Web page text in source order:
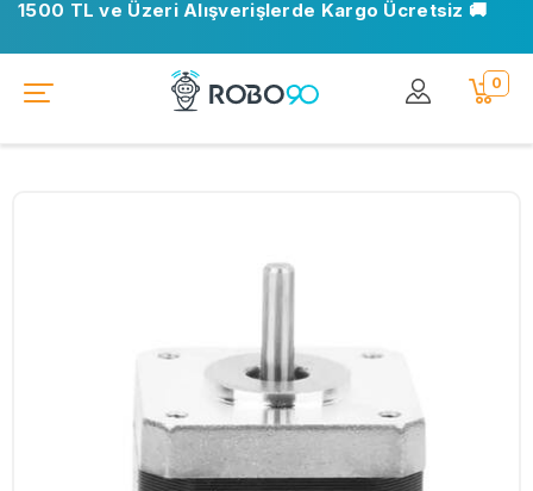
1500 TL ve Üzeri Alışverişlerde Kargo Ücretsiz 🚚
0